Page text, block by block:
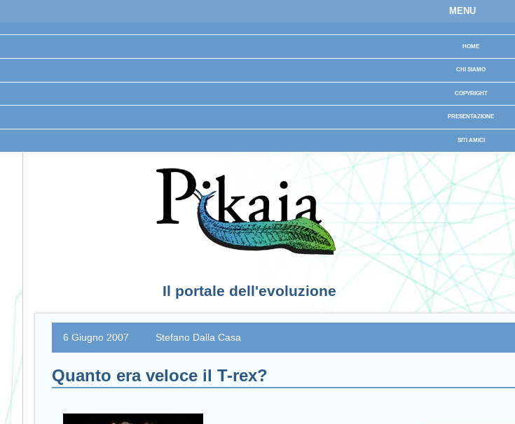
MENU
HOME
CHI SIAMO
COPYRIGHT
PRESENTAZIONE
SITI AMICI
Il portale dell'evoluzione
6 Giugno 2007 Stefano Dalla Casa
Quanto era veloce il T-rex?